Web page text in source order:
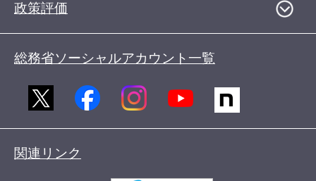
政策評価
総務省ソーシャルアカウント一覧
関連リンク